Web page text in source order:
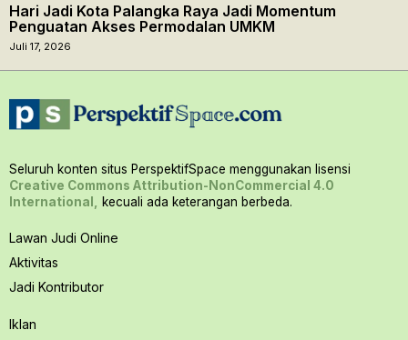
Hari Jadi Kota Palangka Raya Jadi Momentum
Penguatan Akses Permodalan UMKM
Juli 17, 2026
Seluruh konten situs PerspektifSpace menggunakan lisensi
Creative Commons Attribution-NonCommercial 4.0
International,
kecuali ada keterangan berbeda.
Lawan Judi Online
Aktivitas
Jadi Kontributor
Iklan